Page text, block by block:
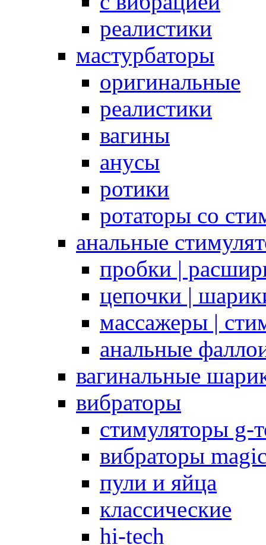
реалистики
мастурбаторы
оригинальные
реалистики
вагины
анусы
ротики
ротаторы со
анальные
пробки |
цепочки |
массажеры |
анальные
вагинальные
вибраторы
стимуляторы g-
вибраторы
пули и яйца
классические
hi-tech